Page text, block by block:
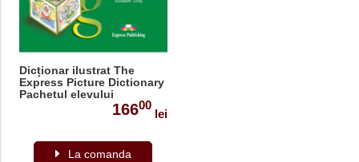
Dicționar ilustrat The
Express Picture Dictionary
Pachetul elevului
16600
lei
La comanda